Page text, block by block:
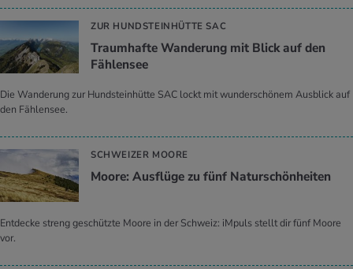
ZUR HUNDSTEINHÜTTE SAC
Traumhafte Wanderung mit Blick auf den
Fählensee
Die Wanderung zur Hundsteinhütte SAC lockt mit wunderschönem Ausblick auf
den Fählensee.
SCHWEIZER MOORE
Moore: Ausflüge zu fünf Naturschönheiten
Entdecke streng geschützte Moore in der Schweiz: iMpuls stellt dir fünf Moore
vor.